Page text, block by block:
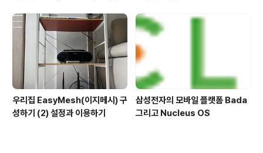
우리집 EasyMesh(이지메시) 구
성하기 (2) 설정과 이용하기
삼성전자의 모바일 플랫폼 Bada
그리고 Nucleus OS